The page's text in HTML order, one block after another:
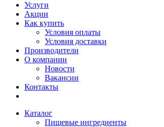
Услуги
Акции
Как купить
Условия оплаты
Условия доставки
Производители
О компании
Новости
Вакансии
Контакты
Каталог
Пищевые ингредиенты